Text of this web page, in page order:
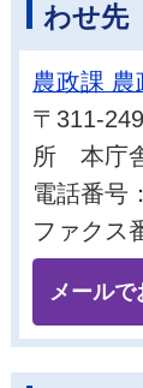
わせ先
農政課 農
〒311-
所 本庁
電話番号
ファクス
メール